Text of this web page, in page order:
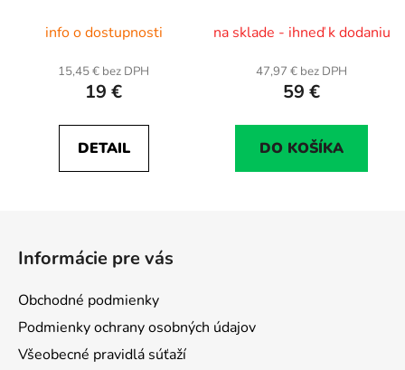
info o dostupnosti
15,45 € bez DPH
19 €
DETAIL
na sklade - ihneď k dodaniu
47,97 € bez DPH
59 €
DO KOŠÍKA
Informácie pre vás
Obchodné podmienky
Podmienky ochrany osobných údajov
Všeobecné pravidlá súťaží